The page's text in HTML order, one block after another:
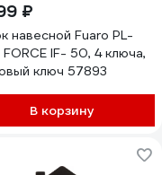
₽
навесной Fuaro PL-
FORCE IF- 50, 4 ключа,
ключ 57893
В корзину